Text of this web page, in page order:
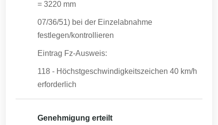
= 3220 mm
07/36/51) bei der Einzelabnahme
festlegen/kontrollieren
Eintrag Fz-Ausweis:
118 - Höchstgeschwindigkeitszeichen 40 km/h
erforderlich
Genehmigung erteilt